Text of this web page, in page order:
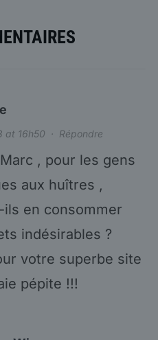
at 16h50 · Répondre
, pour les gens
aux huîtres ,
ils en consommer
indésirables ?
votre superbe site
pépite !!!